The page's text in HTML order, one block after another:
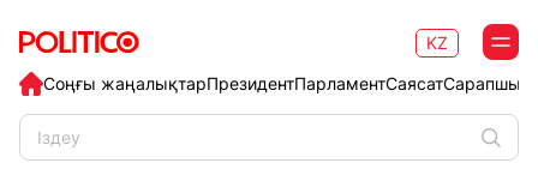
Соңғы жаңалықтарПрезидентПарламентСаясат
KZ